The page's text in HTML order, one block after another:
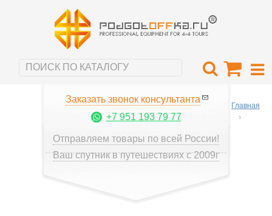
Заказать звонок консультанта
+7 951 193 79 77
Отправляем товары по всей России!
Ваш спутник в путешествиях с 2009г
Главная